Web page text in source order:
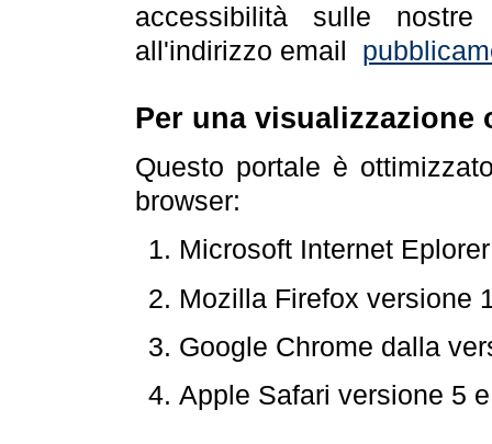
accessibilità sulle
all'indirizzo email
Per una visualizzazione
Questo portale è
browser:
Microsoft Internet
Mozilla Firefox versione
Google Chrome dalla
Apple Safari versione 5